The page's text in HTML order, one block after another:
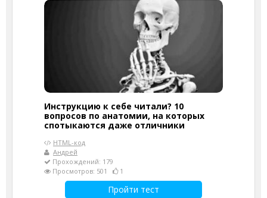
Инструкцию к себе читали? 10
вопросов по анатомии, на которых
спотыкаются даже отличники
HTML-код
Андрей
Прохождений: 179
Просмотров: 501
1
Пройти тест